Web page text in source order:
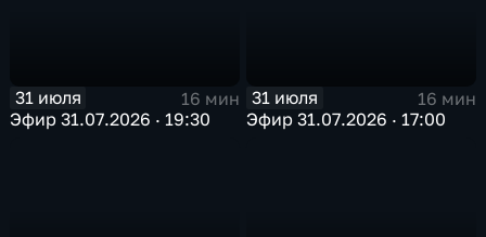
31 июля
16 мин
Эфир 31.07.2026 · 19:30
31 июля
16 мин
Эфир 31.07.2026 · 17:00